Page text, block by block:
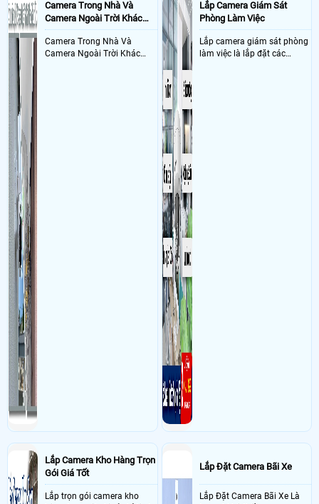
quận 2 Sử dụngDịch vụ camera quan sát
1 CS-H6c-R105-1L3WF + 1 thẻ
32GB VH
- Khách Lắp Camera CÔNG TY TNHH TM DV QDC Địa điểm lăp đặt
camera 214/B14F Nguyễn Trãi, Phường Cầu Ông Lãnh Sử dụngDịch vụ
camera quan sát 1 cam Imou ipc-a32ep-l
- Khách Lắp Camera Cong ty tipi
Địa điểm lăp đặt camera 31/5b Mỹ Hoà
3, xã Tân Xuân, huyện Hóc Môn, TP.HCM, Việt Nam (xưởng may nằm
trong bãi giữ xe Thành Khuất Sử dụng
Dịch vụ camera quan sát
DH-5HD-5F, , cây trần thả trần màu trắng, 1 thẻ nhớ 256GB 4sGen , wifi
netis W4 1cai , LS1005G 1cai
- Khách Lắp Camera Nguyễn Văn Hiệp
Địa điểm lăp đặt camera
42/12/14 đường số 9, bình hưng hòa, bình tân, Sử dụng
quan sát
01 CS-H6c-R105-1L3WF, 01 thẻ 32gb mi
Camera Trong Nhà Và
Camera Ngoài Trời Khác
Nhau Như Thế Nào
Camera Trong Nhà Và
Camera Ngoài Trời Khác
Lắp Camera Giám Sát
Phòng Làm Việc
Lắp camera giám sát phòng
làm việc là lắp đặt các
Lắp Camera Kho Hàng Trọn
Gói Giá Tốt
Lắp trọn gói camera kho
Lắp Đặt Camera Bãi Xe
Lắp Đặt Camera Bãi Xe Là